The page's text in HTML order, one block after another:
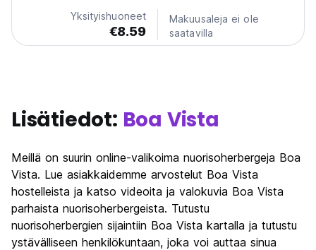
joiden avulla he voivat nauttia ja löytää täyden tehon
Boa Vistasta...Yksityishuoneet
€8.59
Makuusaleja ei ole
saatavilla
Lisätiedot: Boa Vista
Meillä on suurin online-valikoima nuorisoherbergeja Boa
Vista. Lue asiakkaidemme arvostelut Boa Vista
hostelleista ja katso videoita ja valokuvia Boa Vista
parhaista nuorisoherbergeista. Tutustu
nuorisoherbergien sijaintiin Boa Vista kartalla ja tutustu
ystävälliseen henkilökuntaan, joka voi auttaa sinua